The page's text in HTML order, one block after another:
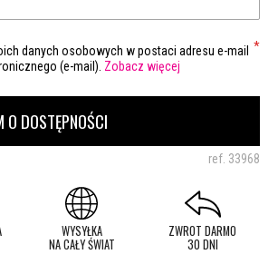
danych osobowych w postaci adresu e-mail
(e-mail). Zobacz więcej
O DOSTĘPNOŚCI
ref. 33968
WYSYŁKA
NA CAŁY ŚWIAT
ZWROT DARMO
30 DNI